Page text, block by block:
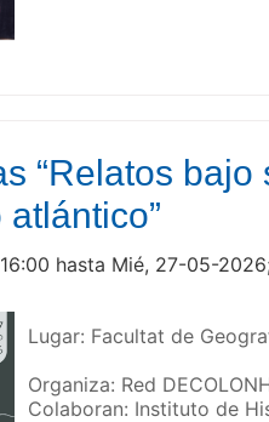
“Relatos
hasta Mié, 27-05-
Lugar: Facultat de
Organiza: Red
Colaboran: Instituto de